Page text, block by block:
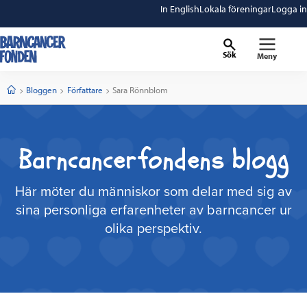
In EnglishLokala föreningarLogga in
Sök Meny
StartBloggen Författare Current:
Sara Rönnblom
Barncancerfondens blogg
Här möter du människor som delar med sig av
sina personliga erfarenheter av barncancer ur
olika perspektiv.